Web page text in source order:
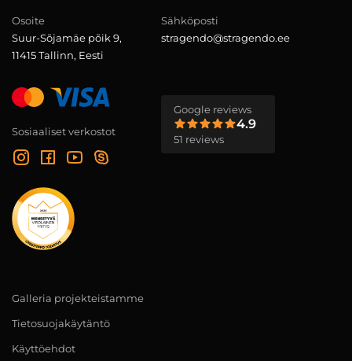
Osoite
Suur-Sõjamäe põik 9,
11415 Tallinn, Eesti
Sähköposti
stragendo@stragendo.ee
Sosiaaliset verkostot
Google reviews
4.9
51 reviews
Galleria projekteistamme
Tietosuojakäytäntö
Käyttöehdot